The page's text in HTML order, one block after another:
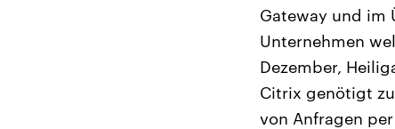
Gateway und im
Unternehmen
Dezember,
Citrix genötigt
von Anfragen